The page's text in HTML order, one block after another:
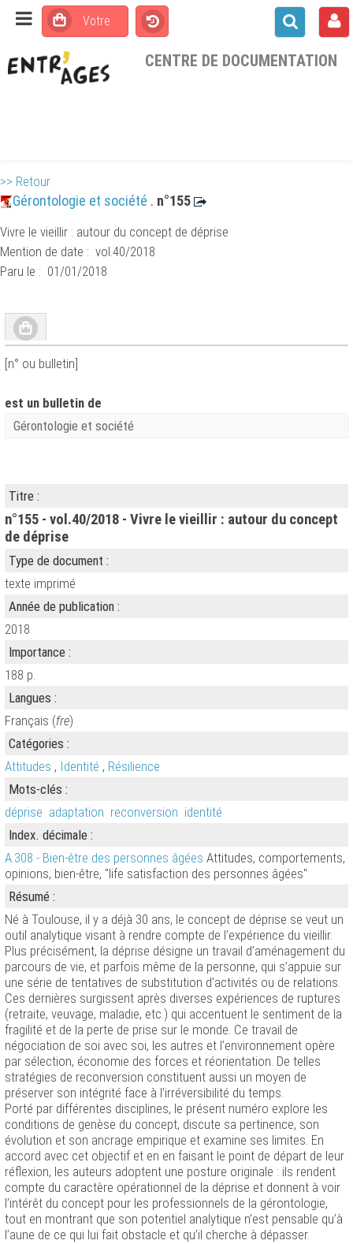
CENTRE DE DOCUMENTATION
>> Retour
Gérontologie et société . n°155
Vivre le vieillir : autour du concept de déprise
Mention de date : vol.40/2018
Paru le : 01/01/2018
[n° ou bulletin]
est un bulletin de
Gérontologie et société
Titre :
n°155 - vol.40/2018 - Vivre le vieillir : autour du concept
de déprise
Type de document :
texte imprimé
Année de publication :
2018
Importance :
188 p.
Langues :
Français (fre)
Catégories :
Attitudes , Identité , Résilience
Mots-clés :
déprise adaptation reconversion identité
Index. décimale :
A.308 - Bien-être des personnes âgées Attitudes, comportements,
opinions, bien-être, "life satisfaction des personnes âgées"
Résumé :
Né à Toulouse, il y a déjà 30 ans, le concept de déprise se veut un
outil analytique visant à rendre compte de l’expérience du vieillir.
Plus précisément, la déprise désigne un travail d’aménagement du
parcours de vie, et parfois même de la personne, qui s’appuie sur
une série de tentatives de substitution d’activités ou de relations.
Ces dernières surgissent après diverses expériences de ruptures
(retraite, veuvage, maladie, etc.) qui accentuent le sentiment de la
fragilité et de la perte de prise sur le monde. Ce travail de
négociation de soi avec soi, les autres et l’environnement opère
par sélection, économie des forces et réorientation. De telles
stratégies de reconversion constituent aussi un moyen de
préserver son intégrité face à l’irréversibilité du temps.
Porté par différentes disciplines, le présent numéro explore les
conditions de genèse du concept, discute sa pertinence, son
évolution et son ancrage empirique et examine ses limites. En
accord avec cet objectif et en en faisant le point de départ de leur
réflexion, les auteurs adoptent une posture originale : ils rendent
compte du caractère opérationnel de la déprise et donnent à voir
l’intérêt du concept pour les professionnels de la gérontologie,
tout en montrant que son potentiel analytique n’est pensable qu’à
l’aune de ce qui lui fait obstacle et qu’il cherche à dépasser.